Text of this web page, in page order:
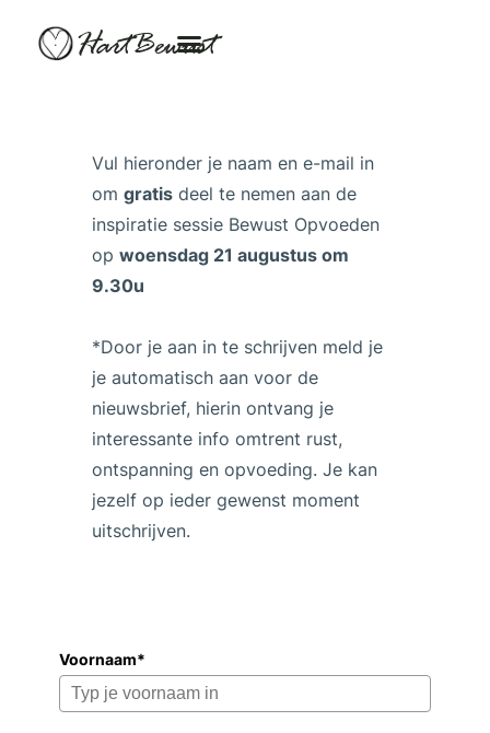
HartBewust
Vul hieronder je naam en e-mail in
om gratisdeel te nemen aan de
inspiratie sessie Bewust Opvoeden
op woensdag 21 augustus om
9.30u
*Door je aan in te schrijven meld je
je automatisch aan voor de
nieuwsbrief, hierin ontvang je
interessante info omtrent rust,
ontspanning en opvoeding. Je kan
jezelf op ieder gewenst moment
uitschrijven.
Voornaam*